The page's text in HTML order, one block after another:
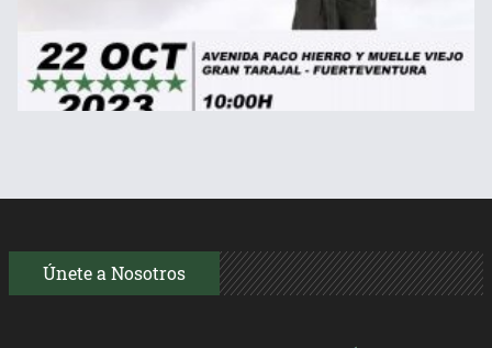
Únete a Nosotros